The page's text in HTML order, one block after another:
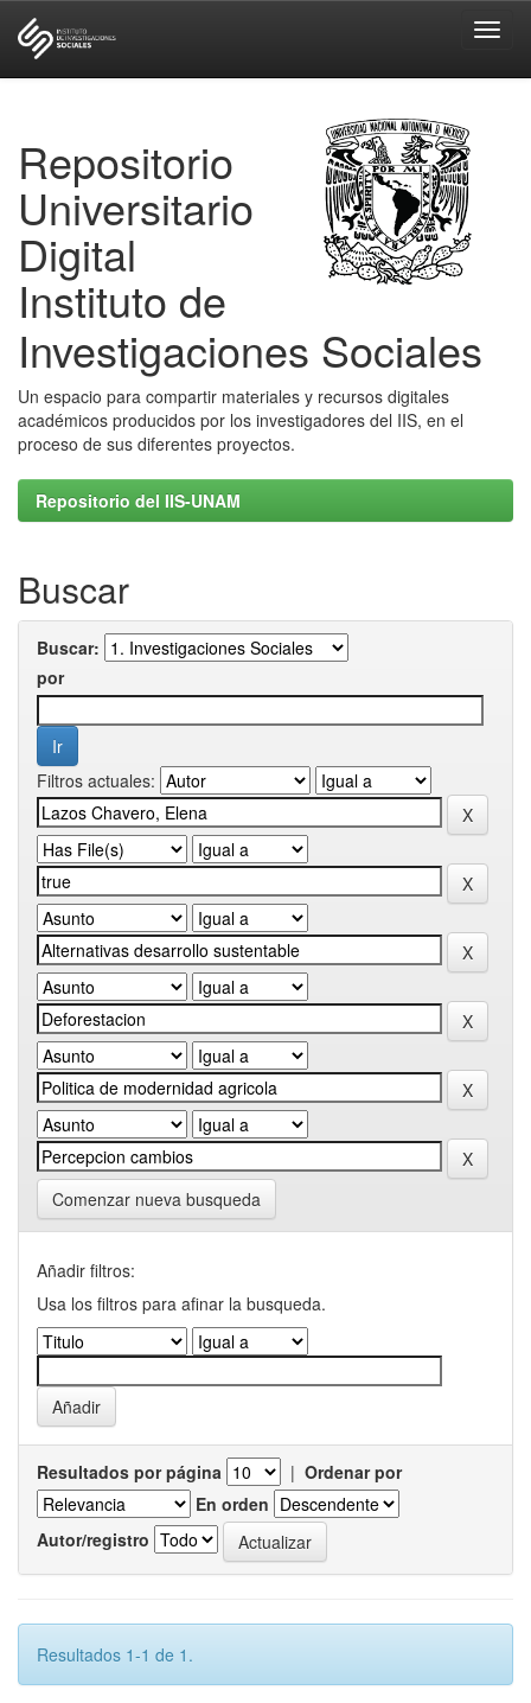
Repositorio
Universitario
Digital
Instituto de
Investigaciones Sociales
Un espacio para compartir materiales y recursos digitales
académicos producidos por los investigadores del IIS, en el
proceso de sus diferentes proyectos.
Repositorio del IIS-UNAM
Buscar
Buscar:
por
Filtros actuales:
Comenzar nueva busqueda
Añadir filtros:
Usa los filtros para afinar la busqueda.
Resultados por página | Ordenar por
En orden
Autor/registro
Resultados 1-1 de 1.